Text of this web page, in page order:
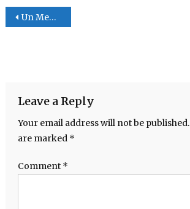
Post navigation
Un Mensahe a la Conciencua
Leave a Reply
Your email address will not be published.
are marked *
Comment *